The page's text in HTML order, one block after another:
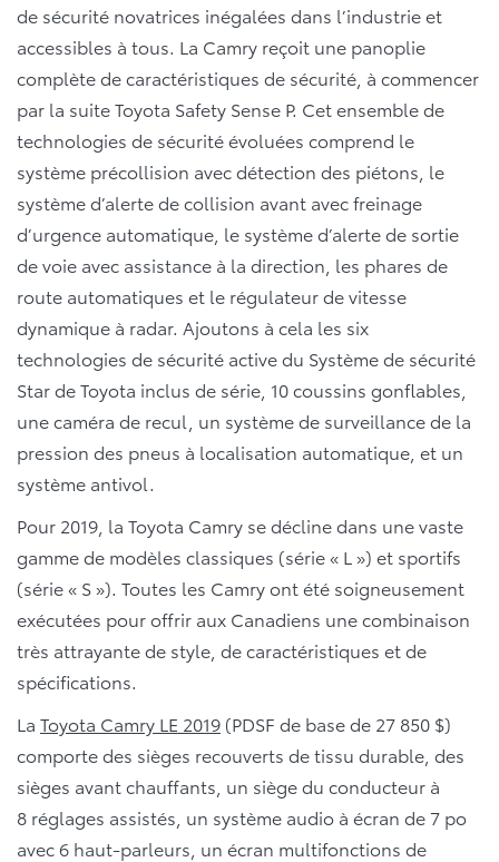
de sécurité novatrices inégalées dans l’industrie et
accessibles à tous. La Camry reçoit une panoplie
complète de caractéristiques de sécurité, à commencer
par la suite Toyota Safety Sense P. Cet ensemble de
technologies de sécurité évoluées comprend le
système précollision avec détection des piétons, le
système d’alerte de collision avant avec freinage
d’urgence automatique, le système d’alerte de sortie
de voie avec assistance à la direction, les phares de
route automatiques et le régulateur de vitesse
dynamique à radar. Ajoutons à cela les six
technologies de sécurité active du Système de sécurité
Star de Toyota inclus de série, 10 coussins gonflables,
une caméra de recul, un système de surveillance de la
pression des pneus à localisation automatique, et un
système antivol.
Pour 2019, la Toyota Camry se décline dans une vaste
gamme de modèles classiques (série « L ») et sportifs
(série « S »). Toutes les Camry ont été soigneusement
exécutées pour offrir aux Canadiens une combinaison
très attrayante de style, de caractéristiques et de
spécifications.
La Toyota Camry LE 2019 (PDSF de base de 27 850 $)
comporte des sièges recouverts de tissu durable, des
sièges avant chauffants, un siège du conducteur à
8 réglages assistés, un système audio à écran de 7 po
avec 6 haut-parleurs, un écran multifonctions de